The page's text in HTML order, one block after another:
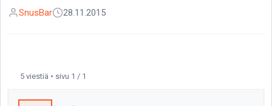
SnusBar 28.11.2015
5 viestiä • sivu 1 / 1